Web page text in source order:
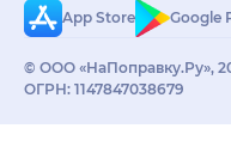
App Store
Google
© ООО «НаПоправку.Ру»,
ОГРН: 1147847038679